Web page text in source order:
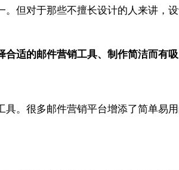
但对于那些不擅长设计的人来讲，
适的邮件营销工具、制作简洁而有
。很多邮件营销平台增添了简单易